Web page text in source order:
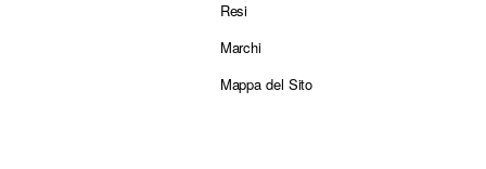
Resi
Marchi
Mappa del Sito